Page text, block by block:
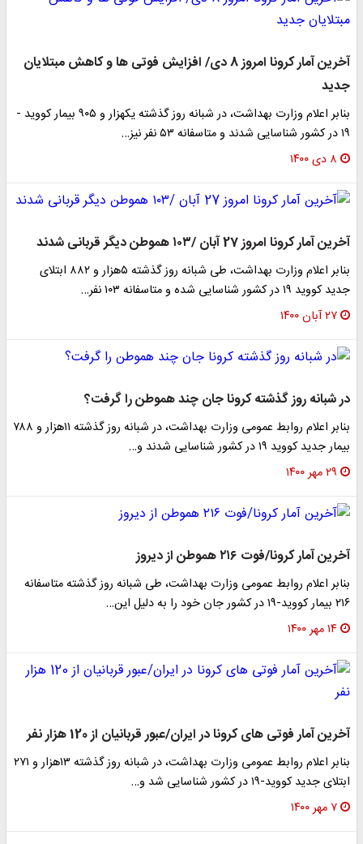
آخرین آمار کرونا امروز 8 دی/ افزایش فوتی ها و کاهش مبتلایان
جدید
بنابر اعلام وزارت بهداشت، در شبانه روز گذشته یکهزار و ۹۰۵ بیمار کووید -
۱۹ در کشور شناسایی شدند و متاسفانه ۵۳ نفر نیز…
۸ دی ۱۴۰۰
آخرین آمار کرونا امروز 27 آبان /۱۰۳ هموطن دیگر قربانی شدند
بنابر اعلام وزارت بهداشت، طی شبانه روز گذشته ۵هزار و ۸۸۲ ابتلای
جدید کووید ۱۹ در کشور شناسایی شده و متاسفانه ۱۰۳ نفر…
۲۷ آبان ۱۴۰۰
در شبانه روز گذشته کرونا جان چند هموطن را گرفت؟
بنابر اعلام روابط عمومی وزارت بهداشت، در شبانه روز گذشته ۱۱هزار و ۷۸۸
بیمار جدید کووید ۱۹ در کشور شناسایی شدند و…
۲۹ مهر ۱۴۰۰
آخرین آمار کرونا/فوت ۲۱۶ هموطن از دیروز
بنابر اعلام روابط عمومی وزارت بهداشت، طی شبانه روز گذشته متاسفانه
۲۱۶ بیمار کووید-۱۹ در کشور جان خود را به دلیل این…
۱۴ مهر ۱۴۰۰
آخرین آمار فوتی های کرونا در ایران/عبور قربانیان از 120 هزار نفر
بنابر اعلام روابط عمومی وزارت بهداشت، در شبانه روز گذشته ۱۳هزار و ۲۷۱
ابتلای جدید کووید-۱۹ در کشور شناسایی شد و…
۷ مهر ۱۴۰۰